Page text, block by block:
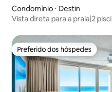
Condomínio ⋅ Destin
Vista direta para a praia|2
Preferido dos hóspedes
Preferido dos hóspedes